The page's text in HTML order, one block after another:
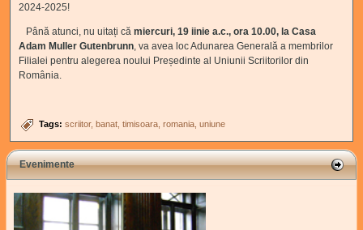
2024-2025!
Până atunci, nu uitați că miercuri, 19 iinie a.c., ora 10.00, la Casa
Adam Muller Gutenbrunn, va avea loc Adunarea Generală a membrilor
Filialei pentru alegerea noului Președinte al Uniunii Scriitorilor din
România.
Tags:scriitor banat timisoara romania uniune
Evenimente